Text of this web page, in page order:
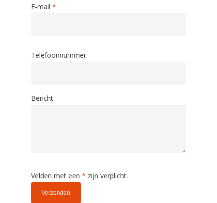
E-mail *
Telefoonnummer
Bericht
Velden met een * zijn verplicht.